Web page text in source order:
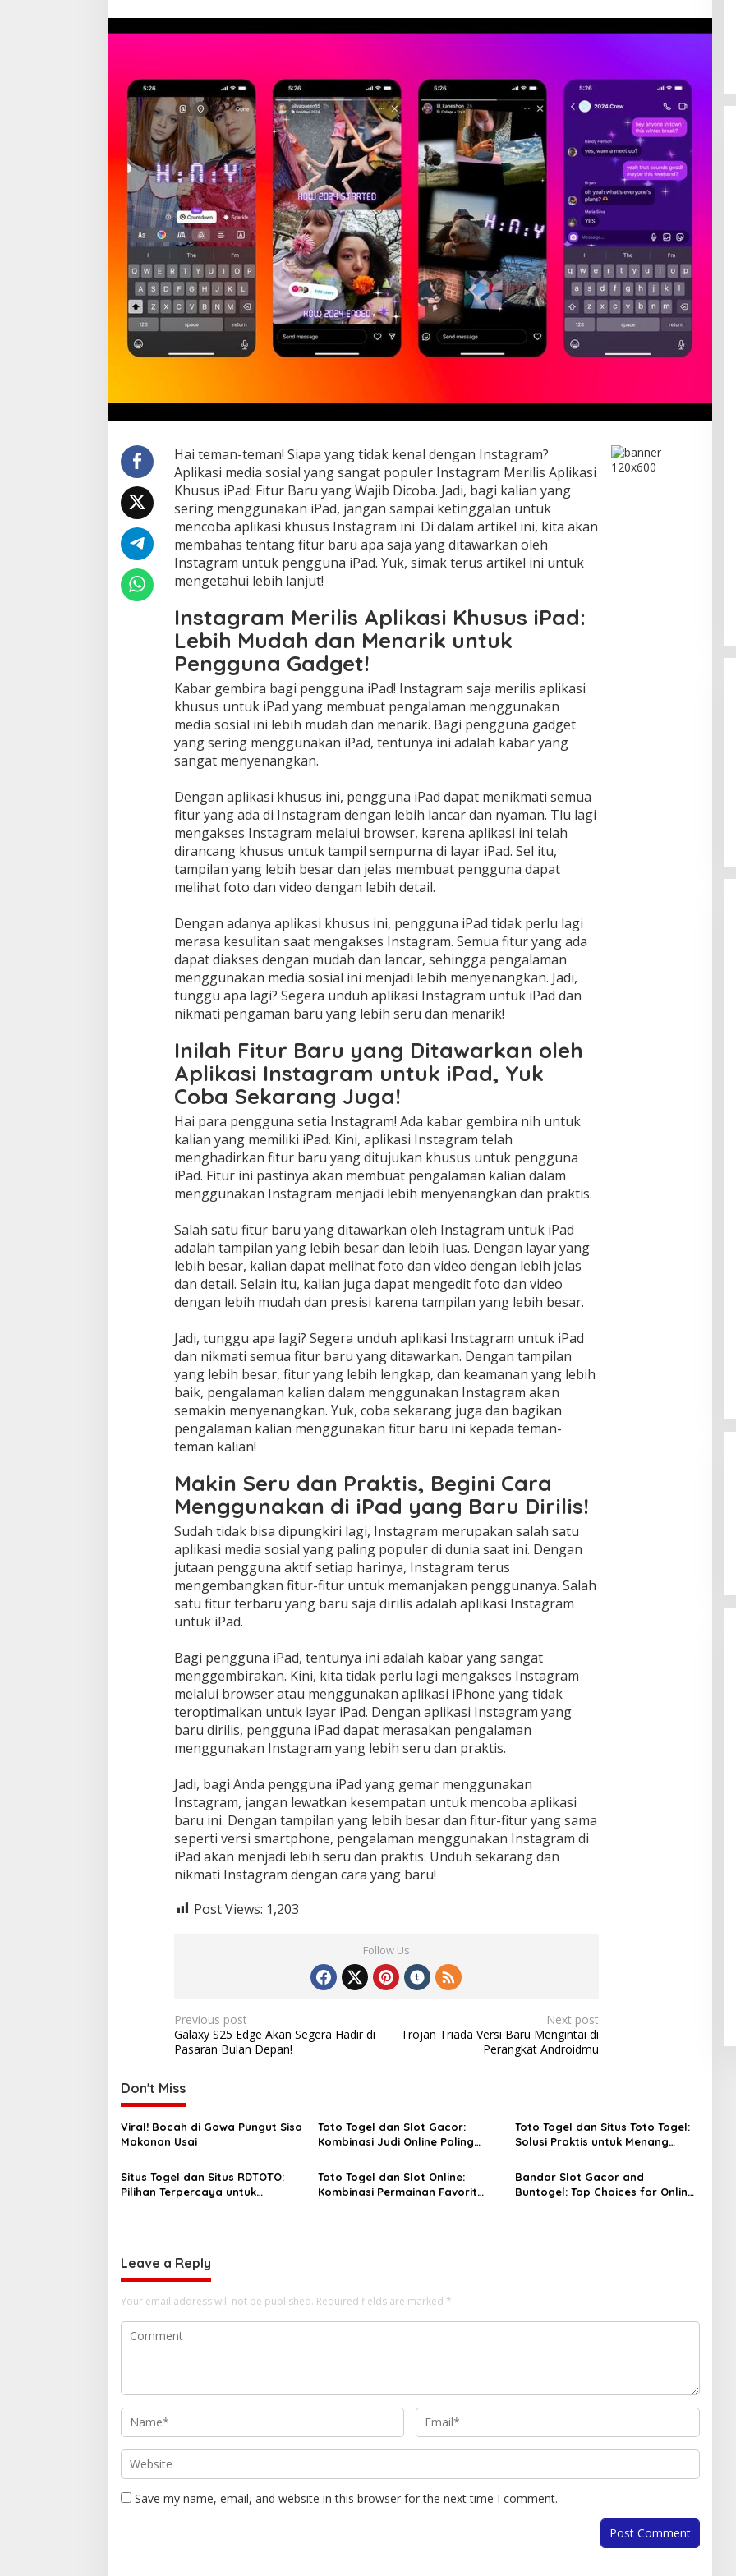
Dicoba!
Hai teman-teman! Siapa yang tidak kenal dengan Instagram?
Aplikasi media sosial yang sangat populer Instagram Merilis Aplikasi
Khusus iPad: Fitur Baru yang Wajib Dicoba. Jadi, bagi kalian yang
sering menggunakan iPad, jangan sampai ketinggalan untuk
mencoba aplikasi khusus Instagram ini. Di dalam artikel ini, kita akan
membahas tentang fitur baru apa saja yang ditawarkan oleh
Instagram untuk pengguna iPad. Yuk, simak terus artikel ini untuk
mengetahui lebih lanjut!
Instagram Merilis Aplikasi Khusus iPad:
Lebih Mudah dan Menarik untuk
Pengguna Gadget!
Kabar gembira bagi pengguna iPad! Instagram saja merilis aplikasi
khusus untuk iPad yang membuat pengalaman menggunakan
media sosial ini lebih mudah dan menarik. Bagi pengguna gadget
yang sering menggunakan iPad, tentunya ini adalah kabar yang
sangat menyenangkan.
Dengan aplikasi khusus ini, pengguna iPad dapat menikmati semua
fitur yang ada di Instagram dengan lebih lancar dan nyaman. Tlu lagi
mengakses Instagram melalui browser, karena aplikasi ini telah
dirancang khusus untuk tampil sempurna di layar iPad. Sel itu,
tampilan yang lebih besar dan jelas membuat pengguna dapat
melihat foto dan video dengan lebih detail.
Dengan adanya aplikasi khusus ini, pengguna iPad tidak perlu lagi
merasa kesulitan saat mengakses Instagram. Semua fitur yang ada
dapat diakses dengan mudah dan lancar, sehingga pengalaman
menggunakan media sosial ini menjadi lebih menyenangkan. Jadi,
tunggu apa lagi? Segera unduh aplikasi Instagram untuk iPad dan
nikmati pengaman baru yang lebih seru dan menarik!
Inilah Fitur Baru yang Ditawarkan oleh
Aplikasi Instagram untuk iPad, Yuk
Coba Sekarang Juga!
Hai para pengguna setia Instagram! Ada kabar gembira nih untuk
kalian yang memiliki iPad. Kini, aplikasi Instagram telah
menghadirkan fitur baru yang ditujukan khusus untuk pengguna
iPad. Fitur ini pastinya akan membuat pengalaman kalian dalam
menggunakan Instagram menjadi lebih menyenangkan dan praktis.
Salah satu fitur baru yang ditawarkan oleh Instagram untuk iPad
adalah tampilan yang lebih besar dan lebih luas. Dengan layar yang
lebih besar, kalian dapat melihat foto dan video dengan lebih jelas
dan detail. Selain itu, kalian juga dapat mengedit foto dan video
dengan lebih mudah dan presisi karena tampilan yang lebih besar.
Jadi, tunggu apa lagi? Segera unduh aplikasi Instagram untuk iPad
dan nikmati semua fitur baru yang ditawarkan. Dengan tampilan
yang lebih besar, fitur yang lebih lengkap, dan keamanan yang lebih
baik, pengalaman kalian dalam menggunakan Instagram akan
semakin menyenangkan. Yuk, coba sekarang juga dan bagikan
pengalaman kalian menggunakan fitur baru ini kepada teman-
teman kalian!
Makin Seru dan Praktis, Begini Cara
Menggunakan di iPad yang Baru Dirilis!
Sudah tidak bisa dipungkiri lagi, Instagram merupakan salah satu
aplikasi media sosial yang paling populer di dunia saat ini. Dengan
jutaan pengguna aktif setiap harinya, Instagram terus
mengembangkan fitur-fitur untuk memanjakan penggunanya. Salah
satu fitur terbaru yang baru saja dirilis adalah aplikasi Instagram
untuk iPad.
Bagi pengguna iPad, tentunya ini adalah kabar yang sangat
menggembirakan. Kini, kita tidak perlu lagi mengakses Instagram
melalui browser atau menggunakan aplikasi iPhone yang tidak
teroptimalkan untuk layar iPad. Dengan aplikasi Instagram yang
baru dirilis, pengguna iPad dapat merasakan pengalaman
menggunakan Instagram yang lebih seru dan praktis.
Jadi, bagi Anda pengguna iPad yang gemar menggunakan
Instagram, jangan lewatkan kesempatan untuk mencoba aplikasi
baru ini. Dengan tampilan yang lebih besar dan fitur-fitur yang sama
seperti versi smartphone, pengalaman menggunakan Instagram di
iPad akan menjadi lebih seru dan praktis. Unduh sekarang dan
nikmati Instagram dengan cara yang baru!
Post Views: 1,203
Follow Us
Post
navigation
Previous post
Galaxy S25 Edge Akan Segera Hadir di
Pasaran Bulan Depan!
Next post
Trojan Triada Versi Baru Mengintai di
Perangkat Androidmu
Don't Miss
Viral! Bocah di Gowa Pungut Sisa
Makanan Usai
Toto Togel dan Slot Gacor:
Kombinasi Judi Online Paling
Toto Togel dan Situs Toto Togel:
Solusi Praktis untuk Menang
Situs Togel dan Situs RDTOTO:
Pilihan Terpercaya untuk
Toto Togel dan Slot Online:
Kombinasi Permainan Favorit
Bandar Slot Gacor and
Buntogel: Top Choices for Online
Leave a Reply
Your email address will not be published. Required fields are marked *
Save my name, email, and website in this browser for the next time I comment.
Data Pribadi di Internet
In Berita, News, Politik